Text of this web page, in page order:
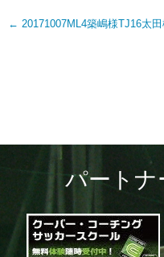
Post
← 20171007ML4築嶋様TJ16太
パートナ